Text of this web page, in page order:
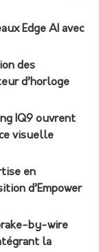
Edge AI avec
des
d’horloge
IQ9 ouvrent
visuelle
en
d’Empower
by-wire
la